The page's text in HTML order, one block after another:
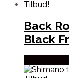
Back
Black